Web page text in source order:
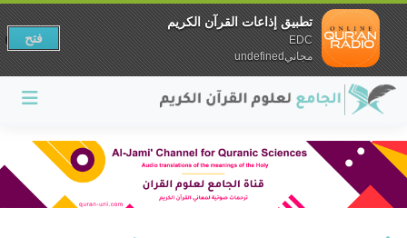
تطبيق إذاعات القرآن الكريم
EDC
مجانيundefined
فتح